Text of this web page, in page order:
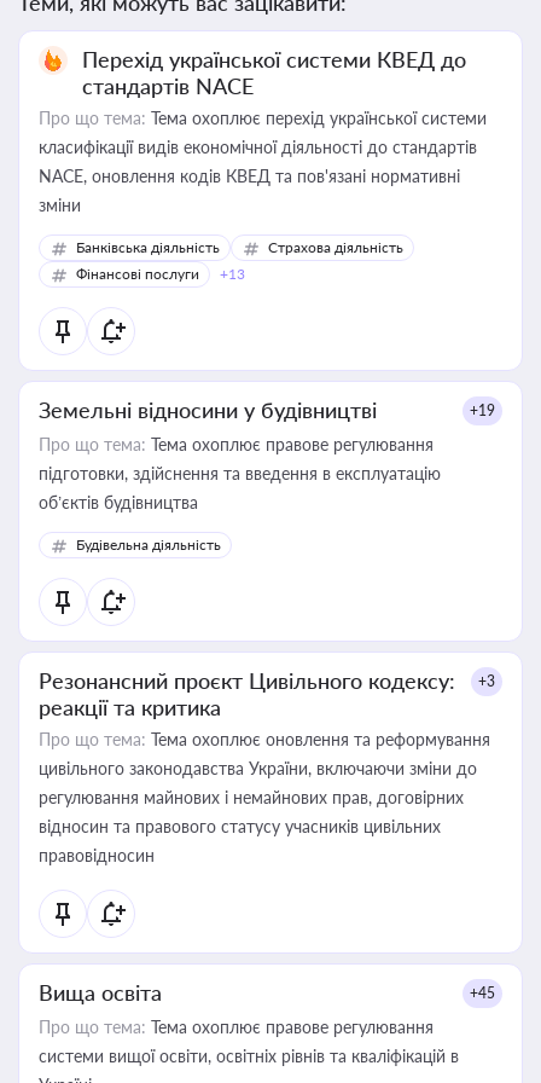
Перехід української системи КВЕД до
стандартів NACE
Про що тема: Тема охоплює перехід української системи
класифікації видів економічної діяльності до стандартів
NACE, оновлення кодів КВЕД та пов'язані нормативні
зміни
Банківська діяльність
Страхова діяльність
Фінансові послуги
+13
Земельні відносини у будівництві +19
Про що тема: Тема охоплює правове регулювання
підготовки, здійснення та введення в експлуатацію
об’єктів будівництва
Будівельна діяльність
Резонансний проєкт Цивільного кодексу:
реакції та критика
+3
Про що тема: Тема охоплює оновлення та реформування
цивільного законодавства України, включаючи зміни до
регулювання майнових і немайнових прав, договірних
відносин та правового статусу учасників цивільних
правовідносин
Вища освіта +45
Про що тема: Тема охоплює правове регулювання
системи вищої освіти, освітніх рівнів та кваліфікацій в